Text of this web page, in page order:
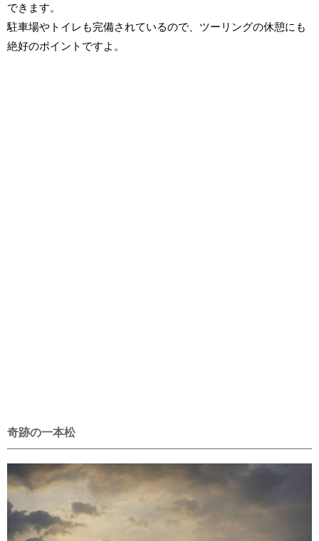
できます。
駐車場やトイレも完備されているので、ツーリングの休憩にも
絶好のポイントですよ。
奇跡の一本松